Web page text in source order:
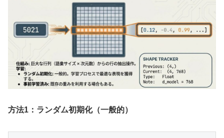
方法1：ランダム初期化（一般的）